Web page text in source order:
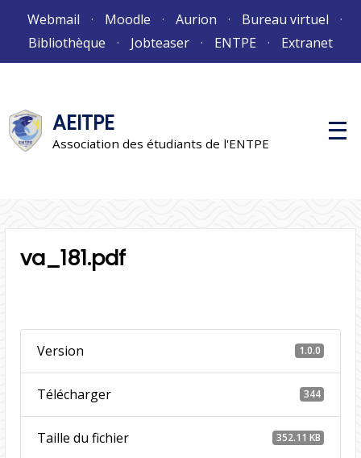
Webmail Moodle Aurion
Bureau virtuel
Bibliothèque
Jobteaser ENTPE Extranet
AEITPE
Association des étudiants de l'ENTPE
M
e
va_181.pdf
Version 1.0.0
Télécharger 344
Taille du fichier 352.11 KB